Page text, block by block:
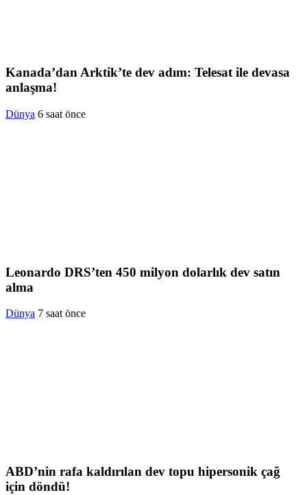
Kanada’dan Arktik’te dev adım: Telesat ile devasa
anlaşma!
Dünya 6 saat önce
Leonardo DRS’ten 450 milyon dolarlık dev satın
alma
Dünya 7 saat önce
ABD’nin rafa kaldırılan dev topu hipersonik çağ
için döndü!